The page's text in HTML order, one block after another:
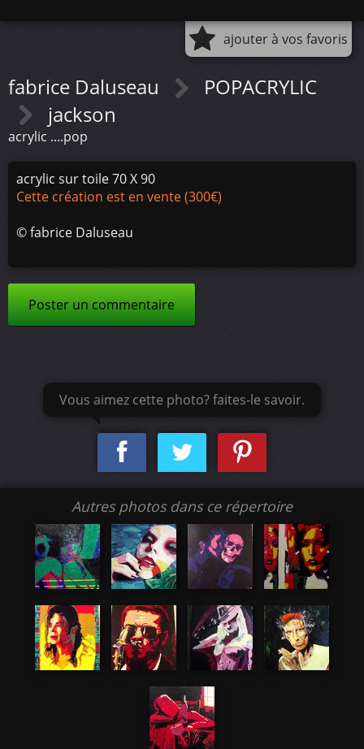
ajouter à vos favoris
fabrice Daluseau
POPACRYLIC
jackson
acrylic ....pop
acrylic sur toile 70 X 90
Cette création est en vente (300€)
©fabrice Daluseau
Poster un commentaire
Vous aimez cette photo? faites-le savoir.
Autres photos dans ce répertoire